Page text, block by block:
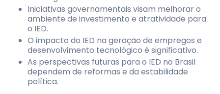
Iniciativas governamentais visam melhorar o
ambiente de investimento e atratividade para
o IED.
O impacto do IED na geração de empregos e
desenvolvimento tecnológico é significativo.
As perspectivas futuras para o IED no Brasil
dependem de reformas e da estabilidade
política.